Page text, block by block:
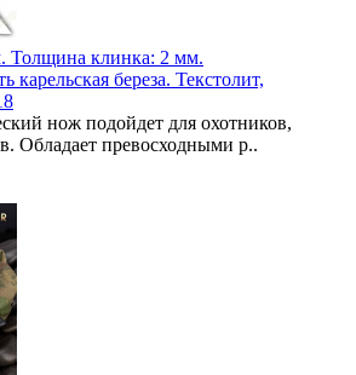
Толщина клинка: 2 мм.
береза. Текстолит,
нож подойдет для охотников,
Обладает превосходными р..